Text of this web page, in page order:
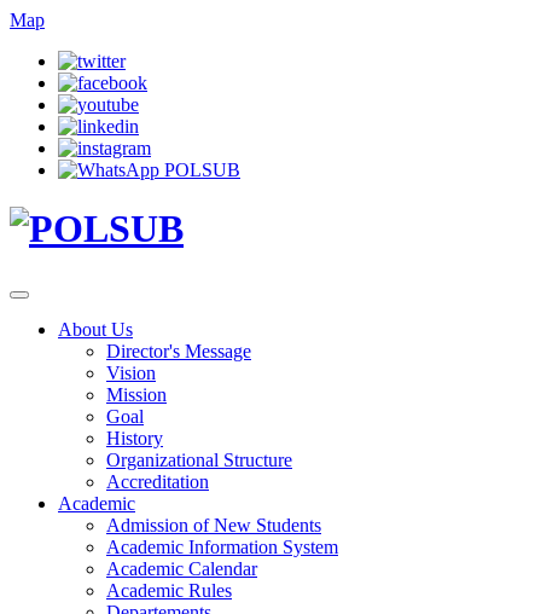
Map
About Us
Director's Message
Vision
Mission
Goal
History
Organizational Structure
Accreditation
Academic
Admission of New Students
Academic Information System
Academic Calendar
Academic Rules